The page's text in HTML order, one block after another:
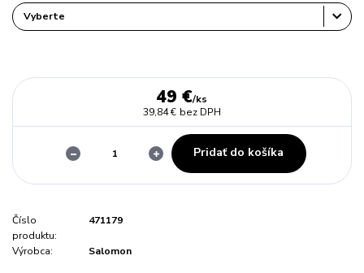
49 €/ks
39,84 € bez DPH
Pridať do košíka
Číslo
produktu:
471179
Výrobca: Salomon